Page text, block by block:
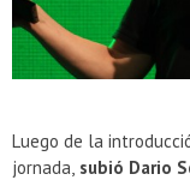
Luego de la
jornada, subió Dario